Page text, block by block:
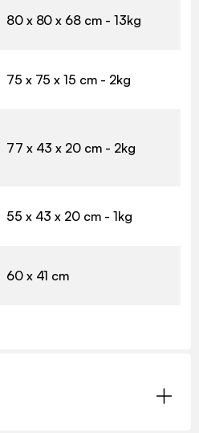
80 x 80 x 68 cm - 13kg
75 x 75 x 15 cm - 2kg
77 x 43 x 20 cm - 2kg
55 x 43 x 20 cm - 1kg
60 x 41 cm